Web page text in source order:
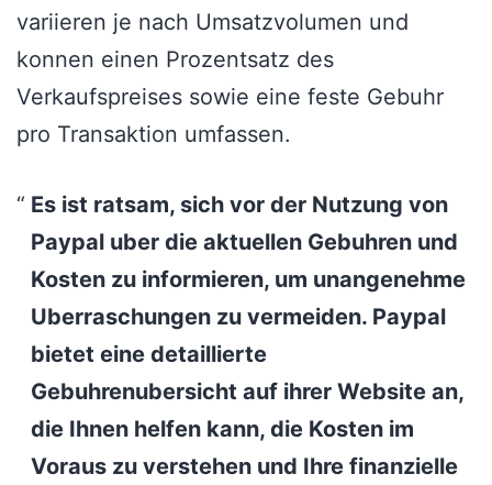
variieren je nach Umsatzvolumen und
konnen einen Prozentsatz des
Verkaufspreises sowie eine feste Gebuhr
pro Transaktion umfassen.
Es ist ratsam, sich vor der Nutzung von
Paypal uber die aktuellen Gebuhren und
Kosten zu informieren, um unangenehme
Uberraschungen zu vermeiden. Paypal
bietet eine detaillierte
Gebuhrenubersicht auf ihrer Website an,
die Ihnen helfen kann, die Kosten im
Voraus zu verstehen und Ihre finanzielle